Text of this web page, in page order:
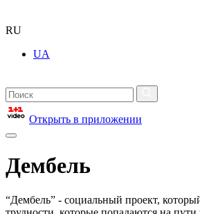
RU
UA
Открыть в приложении
Дембель
“Дембель” - социальный проект,